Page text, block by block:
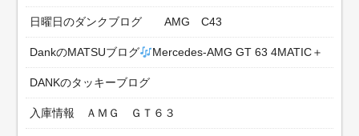
日曜日のダンクブログ AMG C43
DankのMATSUブログ Mercedes-AMG GT 63 4MATIC＋
DANKのタッキーブログ
入庫情報 ＡＭＧ ＧＴ６３